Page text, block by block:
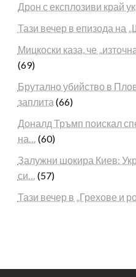
Дрон с експлозиви край
Тази вечер в епизода на
Мицкоски каза, че
(69)
Брутално убийство в
заплита (66)
Доналд Тръмп поискал
на… (60)
Залужни шокира Киев:
си… (57)
Тази вечер в „Грехове и